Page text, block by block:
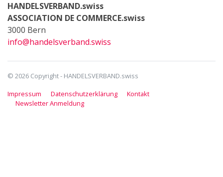
HANDELSVERBAND.swiss
ASSOCIATION DE COMMERCE.swiss
3000 Bern
info@handelsverband.swiss
© 2026 Copyright - HANDELSVERBAND.swiss
Impressum
Datenschutzerklärung
Kontakt
Newsletter Anmeldung